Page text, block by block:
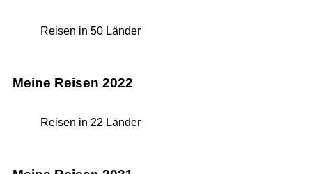
Reisen in 50 Länder
Meine Reisen 2022
Reisen in 22 Länder